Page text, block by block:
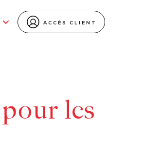
ACCÈS CLIENT
les